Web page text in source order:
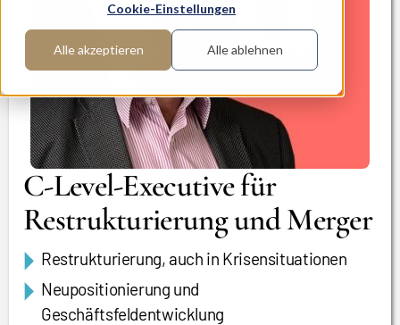
Cookie-Einstellungen
Alle akzeptieren Alle ablehnen
C-Level-Executive für
Restrukturierung und Merger
Restrukturierung, auch in Krisensituationen
Neupositionierung und
Geschäftsfeldentwicklung